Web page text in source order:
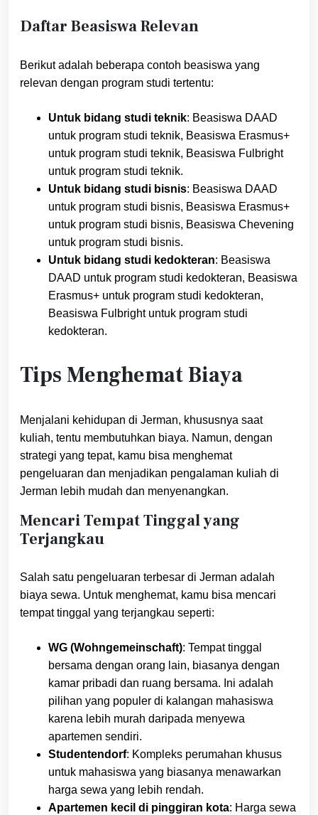
Daftar Beasiswa Relevan
Berikut adalah beberapa contoh beasiswa yang
relevan dengan program studi tertentu:
Untuk bidang studi teknik: Beasiswa DAAD
untuk program studi teknik, Beasiswa Erasmus+
untuk program studi teknik, Beasiswa Fulbright
untuk program studi teknik.
Untuk bidang studi bisnis: Beasiswa DAAD
untuk program studi bisnis, Beasiswa Erasmus+
untuk program studi bisnis, Beasiswa Chevening
untuk program studi bisnis.
Untuk bidang studi kedokteran: Beasiswa
DAAD untuk program studi kedokteran, Beasiswa
Erasmus+ untuk program studi kedokteran,
Beasiswa Fulbright untuk program studi
kedokteran.
Tips Menghemat Biaya
Menjalani kehidupan di Jerman, khususnya saat
kuliah, tentu membutuhkan biaya. Namun, dengan
strategi yang tepat, kamu bisa menghemat
pengeluaran dan menjadikan pengalaman kuliah di
Jerman lebih mudah dan menyenangkan.
Mencari Tempat Tinggal yang
Terjangkau
Salah satu pengeluaran terbesar di Jerman adalah
biaya sewa. Untuk menghemat, kamu bisa mencari
tempat tinggal yang terjangkau seperti:
WG (Wohngemeinschaft): Tempat tinggal
bersama dengan orang lain, biasanya dengan
kamar pribadi dan ruang bersama. Ini adalah
pilihan yang populer di kalangan mahasiswa
karena lebih murah daripada menyewa
apartemen sendiri.
Studentendorf: Kompleks perumahan khusus
untuk mahasiswa yang biasanya menawarkan
harga sewa yang lebih rendah.
Apartemen kecil di pinggiran kota: Harga sewa